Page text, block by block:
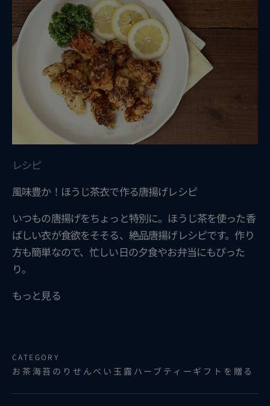
レシピ
風味豊か！ほうじ茶衣で作る唐揚げレシピ
いつもの唐揚げをちょっと特別に。ほうじ茶を使った香
ばしい衣が食欲をそそる、絶品唐揚げレシピです。作り
方も簡単なので、忙しい日の夕食やお弁当にもぴった
り。
もっと見る
CATEGORY
お茶 海苔 のりせんべい 玉露ハーブティー ギフトを贈る